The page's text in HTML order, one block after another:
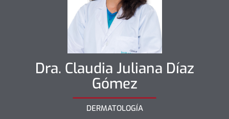
Dra. Claudia Juliana Díaz
Gómez
DERMATOLOGÍA